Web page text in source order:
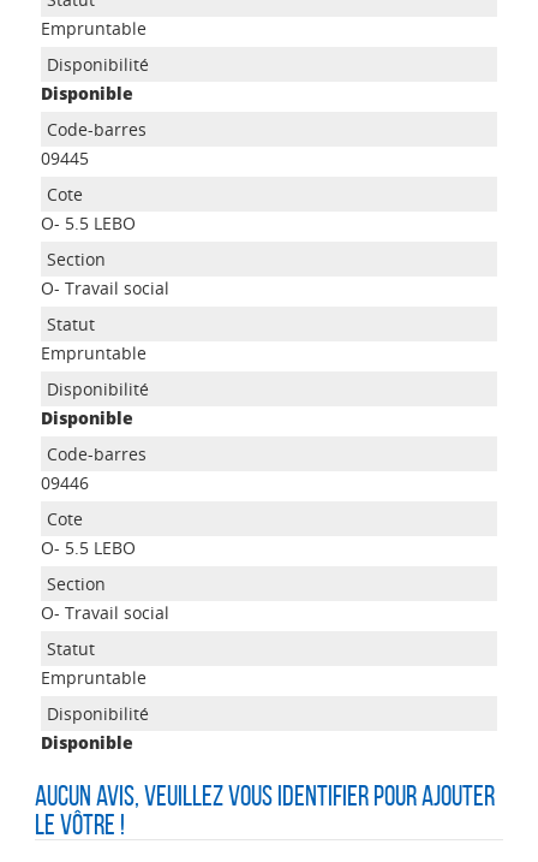
Empruntable
Disponible
09445
O- 5.5 LEBO
O- Travail social
Empruntable
Disponible
09446
O- 5.5 LEBO
O- Travail social
Empruntable
Disponible
Aucun avis, veuillez vous identifier pour ajouter
le vôtre !